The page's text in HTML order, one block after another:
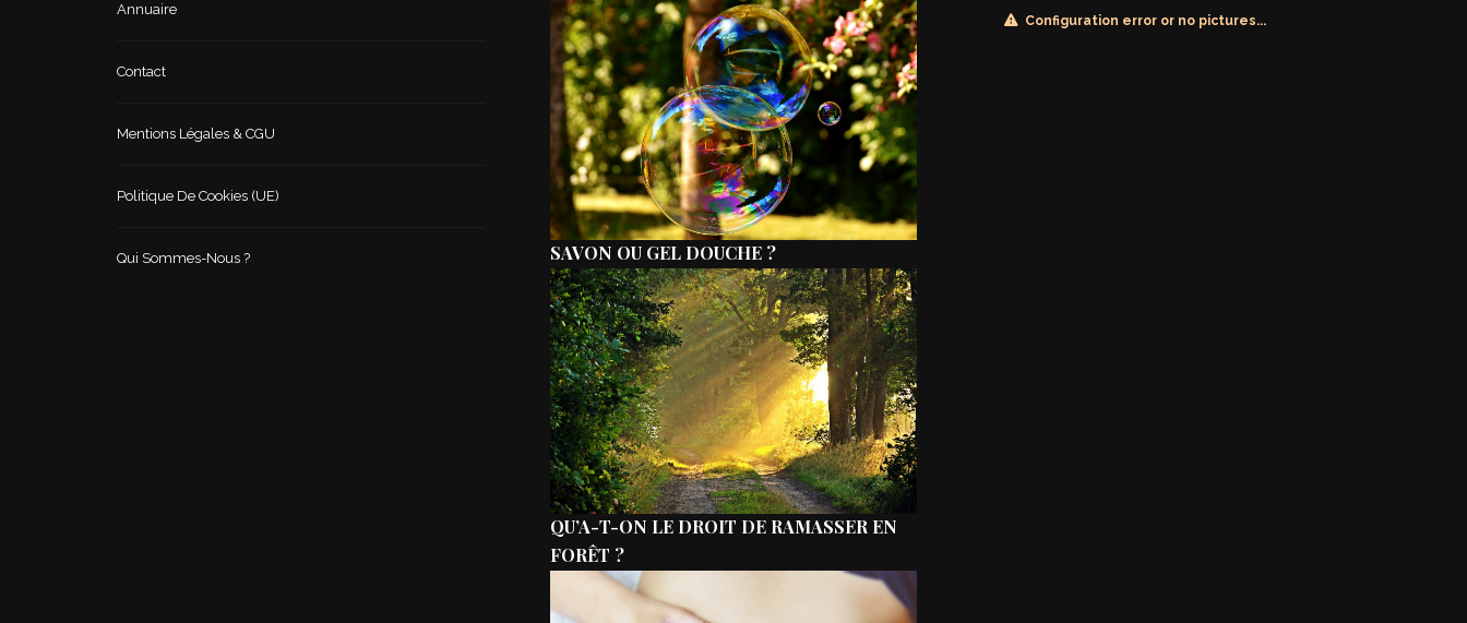
Annuaire
Contact
Mentions Légales & CGU
Politique De Cookies (UE)
Qui Sommes-Nous ? SAVON OU GEL DOUCHE ?
QU’A-T-ON LE DROIT DE RAMASSER EN
FORÊT ?
Configuration error or no pictures...